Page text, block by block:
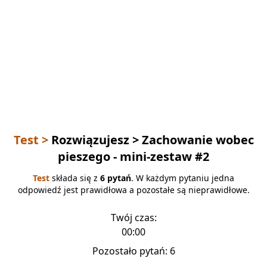
Test > Rozwiązujesz> Zachowanie wobec
pieszego - mini-zestaw #2
Test składa się z 6 pytań. W każdym pytaniu jedna
odpowiedź jest prawidłowa a pozostałe są nieprawidłowe.
Twój czas:
00:00
Pozostało pytań: 6